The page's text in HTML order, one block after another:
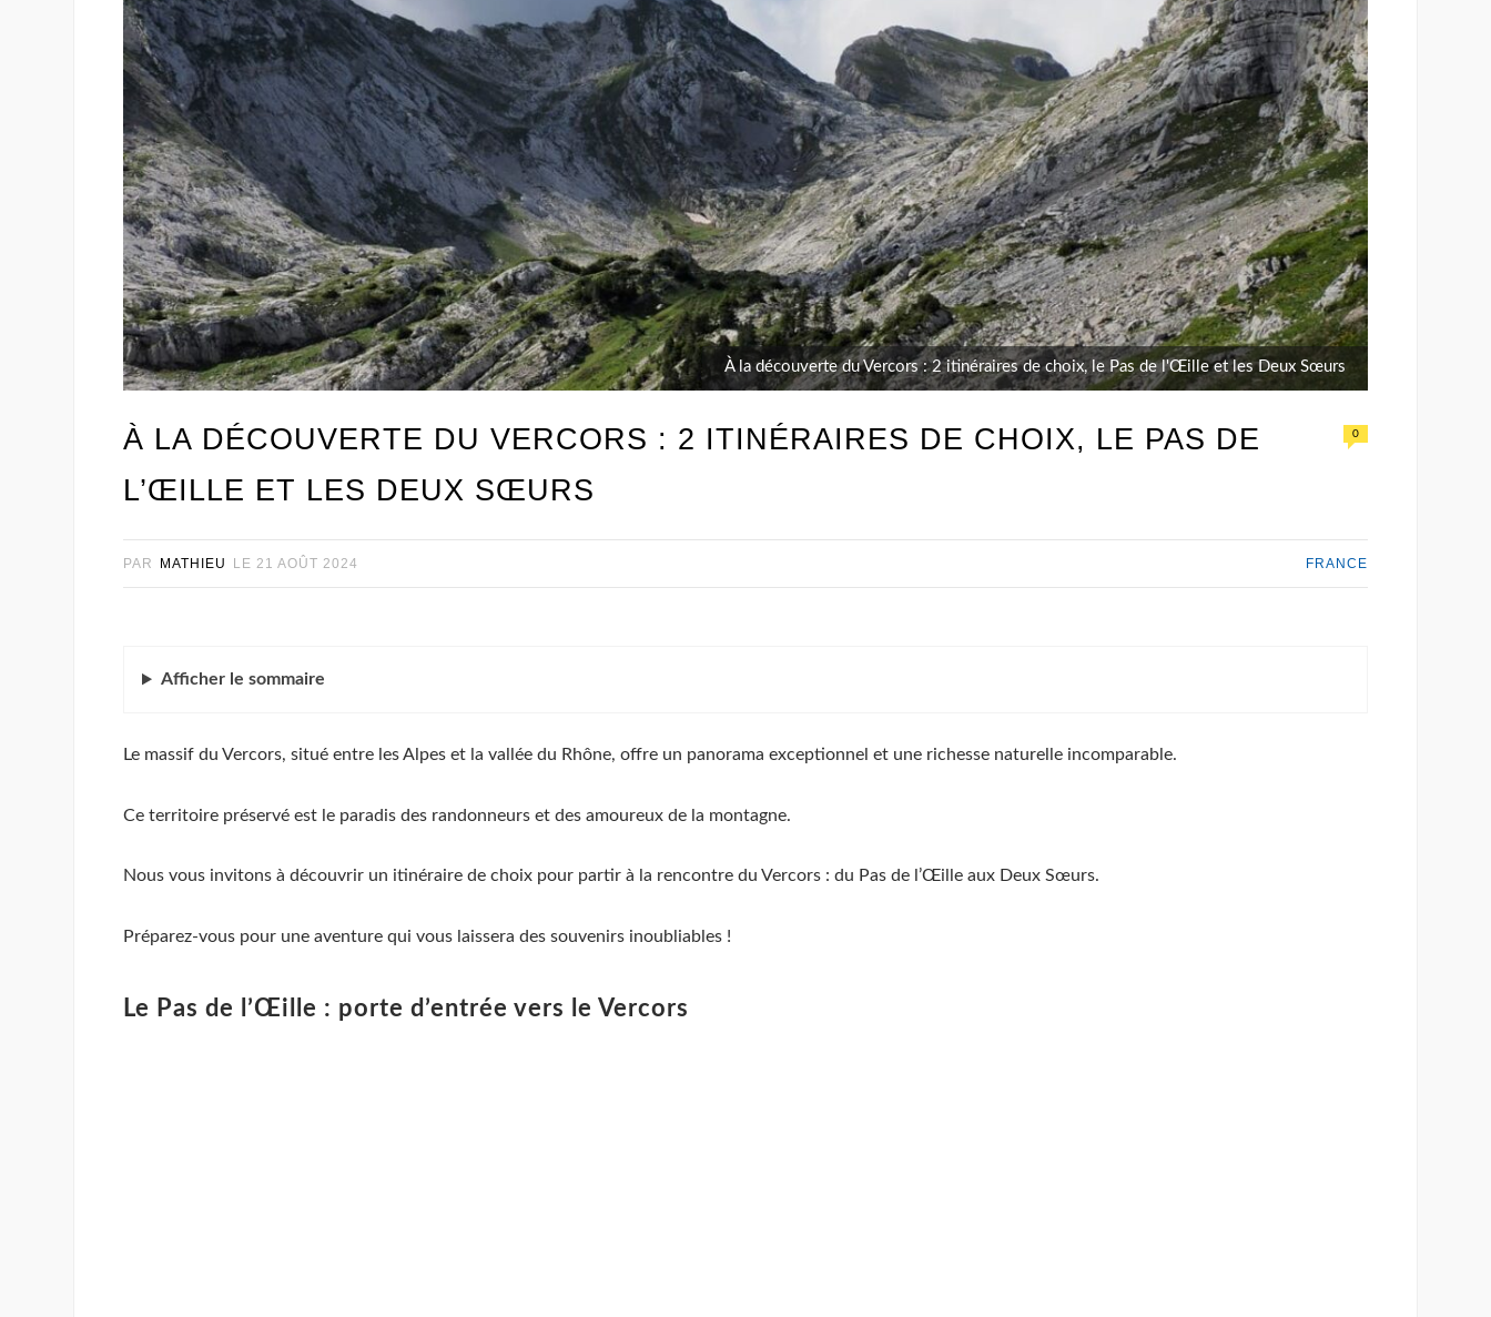
À la découverte du Vercors : 2 itinéraires de choix, le Pas de l'Œille et les Deux Sœurs
À LA DÉCOUVERTE DU VERCORS : 2 ITINÉRAIRES DE CHOIX, LE PAS DE
L’ŒILLE ET LES DEUX SŒURS
0
PAR MATHIEU LE 21 AOÛT 2024 FRANCE
Afficher le sommaire
Le massif du Vercors, situé entre les Alpes et la vallée du Rhône, offre un panorama exceptionnel et une richesse naturelle incomparable.
Ce territoire préservé est le paradis des randonneurs et des amoureux de la montagne.
Nous vous invitons à découvrir un itinéraire de choix pour partir à la rencontre du Vercors : du Pas de l’Œille aux Deux Sœurs.
Préparez-vous pour une aventure qui vous laissera des souvenirs inoubliables !
Le Pas de l’Œille : porte d’entrée vers le Vercors